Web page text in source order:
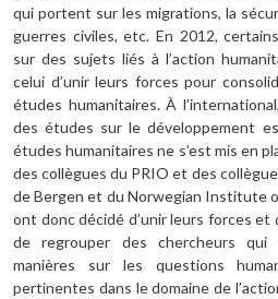
qui portent sur les migrations, la
guerres civiles, etc. En 2012,
sur des sujets liés à l’action
celui d’unir leurs forces pour
études humanitaires. À
des études sur le développement
études humanitaires ne s’est mis en
des collègues du PRIO et des
de Bergen et du Norwegian Institute
ont donc décidé d’unir leurs forces et
de regrouper des chercheurs qui
manières sur les questions
pertinentes dans le domaine de